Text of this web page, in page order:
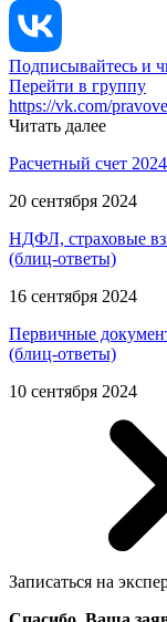
Подписывайтесь и
Перейти в группу
https://vk.com/
Читать далее
Расчетный счет
20 сентября 2024
НДФЛ, страховые
(блиц-ответы)
16 сентября 2024
Первичные
(блиц-ответы)
10 сентября 2024
Записаться на